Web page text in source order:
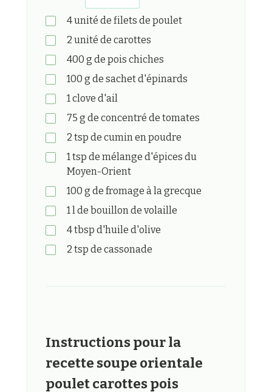
4unité de filets de poulet
2 unité de carottes
400 g de pois chiches
100 g de sachet d'épinards
1clove d'ail
75 g de concentré de tomates
2 tsp de cumin en poudre
1tsp de mélange d'épices du
Moyen-Orient
100 g de fromage à la grecque
1lde bouillon de volaille
4tbsp d'huile d'olive
2 tsp de cassonade
Instructions pour la
recette soupe orientale
poulet carottes pois